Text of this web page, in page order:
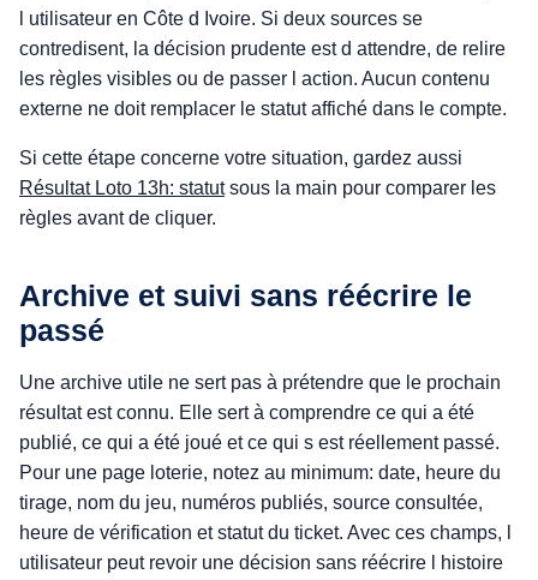
l utilisateur en Côte d Ivoire. Si deux sources se
contredisent, la décision prudente est d attendre, de relire
les règles visibles ou de passer l action. Aucun contenu
externe ne doit remplacer le statut affiché dans le compte.
Si cette étape concerne votre situation, gardez aussi
Résultat Loto 13h: statutsous la main pour comparer les
règles avant de cliquer.
Archive et suivi sans réécrire le
passé
Une archive utile ne sert pas à prétendre que le prochain
résultat est connu. Elle sert à comprendre ce qui a été
publié, ce qui a été joué et ce qui s est réellement passé.
Pour une page loterie, notez au minimum: date, heure du
tirage, nom du jeu, numéros publiés, source consultée,
heure de vérification et statut du ticket. Avec ces champs, l
utilisateur peut revoir une décision sans réécrire l histoire